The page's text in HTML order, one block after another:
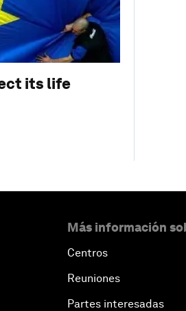
its life
Más información
Centros
Reuniones
Partes interesadas